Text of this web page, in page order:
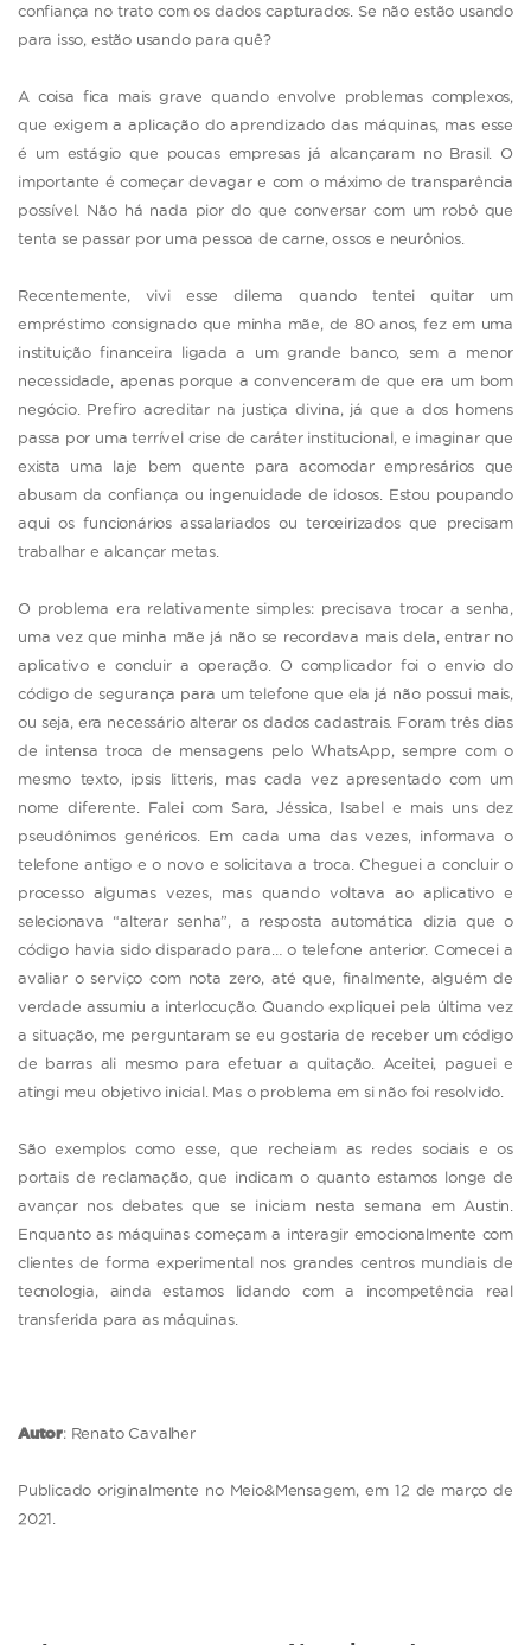
confiança no trato com os dados capturados. Se não estão usando
para isso, estão usando para quê?
A coisa fica mais grave quando envolve problemas complexos,
que exigem a aplicação do aprendizado das máquinas, mas esse
é um estágio que poucas empresas já alcançaram no Brasil. O
importante é começar devagar e com o máximo de transparência
possível. Não há nada pior do que conversar com um robô que
tenta se passar por uma pessoa de carne, ossos e neurônios.
Recentemente, vivi esse dilema quando tentei quitar um
empréstimo consignado que minha mãe, de 80 anos, fez em uma
instituição financeira ligada a um grande banco, sem a menor
necessidade, apenas porque a convenceram de que era um bom
negócio. Prefiro acreditar na justiça divina, já que a dos homens
passa por uma terrível crise de caráter institucional, e imaginar que
exista uma laje bem quente para acomodar empresários que
abusam da confiança ou ingenuidade de idosos. Estou poupando
aqui os funcionários assalariados ou terceirizados que precisam
trabalhar e alcançar metas.
O problema era relativamente simples: precisava trocar a senha,
uma vez que minha mãe já não se recordava mais dela, entrar no
aplicativo e concluir a operação. O complicador foi o envio do
código de segurança para um telefone que ela já não possui mais,
ou seja, era necessário alterar os dados cadastrais. Foram três dias
de intensa troca de mensagens pelo WhatsApp, sempre com o
mesmo texto, ipsis litteris, mas cada vez apresentado com um
nome diferente. Falei com Sara, Jéssica, Isabel e mais uns dez
pseudônimos genéricos. Em cada uma das vezes, informava o
telefone antigo e o novo e solicitava a troca. Cheguei a concluir o
processo algumas vezes, mas quando voltava ao aplicativo e
selecionava “alterar senha”, a resposta automática dizia que o
código havia sido disparado para… o telefone anterior. Comecei a
avaliar o serviço com nota zero, até que, finalmente, alguém de
verdade assumiu a interlocução. Quando expliquei pela última vez
a situação, me perguntaram se eu gostaria de receber um código
de barras ali mesmo para efetuar a quitação. Aceitei, paguei e
atingi meu objetivo inicial. Mas o problema em si não foi resolvido.
São exemplos como esse, que recheiam as redes sociais e os
portais de reclamação, que indicam o quanto estamos longe de
avançar nos debates que se iniciam nesta semana em Austin.
Enquanto as máquinas começam a interagir emocionalmente com
clientes de forma experimental nos grandes centros mundiais de
tecnologia, ainda estamos lidando com a incompetência real
transferida para as máquinas.
Autor: Renato Cavalher
Publicado originalmente no Meio&Mensagem, em 12 de março de
2021.